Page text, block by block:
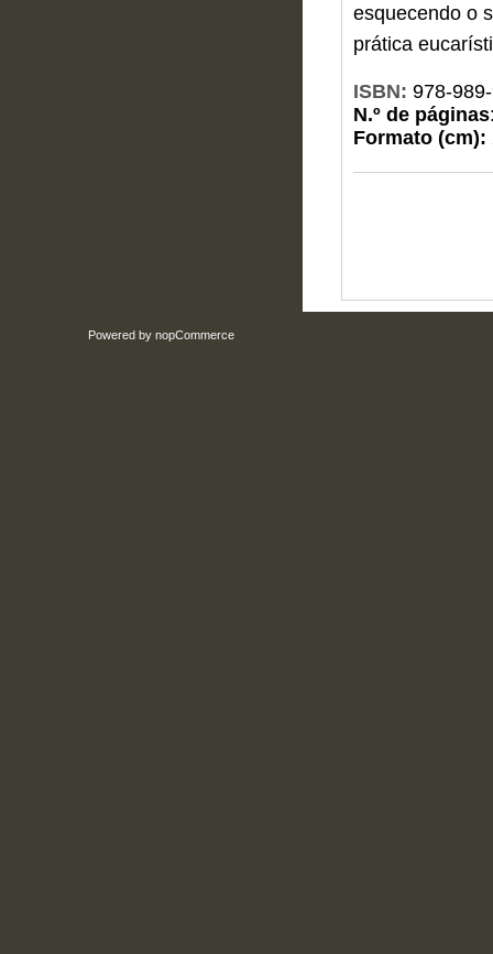
esquecendo o
prática
ISBN: 978-
N.º de páginas
Formato (cm):
Powered by nopCommerce